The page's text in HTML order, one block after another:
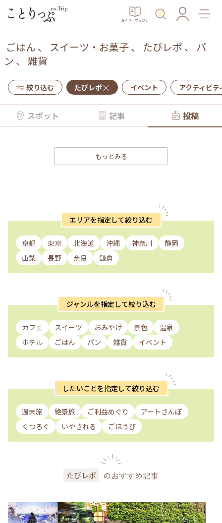
ガイド・マガジン
ごはん 、 スイーツ・お菓子、 たびレポ 、 パ
ン 、 雑貨
絞り込む たびレポ イベント アクティビテ
スポット 記事 投稿
もっとみる
エリアを指定して絞り込む
京都 東京 北海道 沖縄 神奈川
静岡
山梨
長野 奈良 鎌倉
ジャンルを指定して絞り込む
カフェ スイーツ おみやげ 景色
温泉
ホテル
ごはん パン 雑貨 イベント
したいことを指定して絞り込む
週末旅 絶景旅 ご利益めぐり
アートさんぽ
くつろぐ
いやされる ごほうび
たびレポ のおすすめ記事